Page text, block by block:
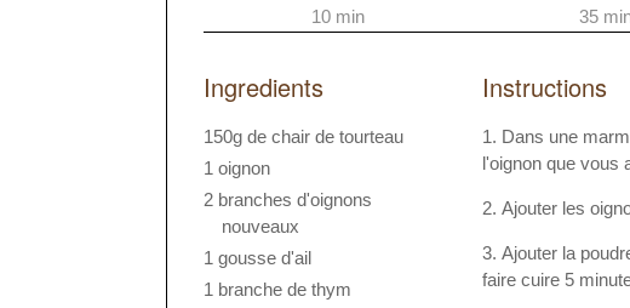
10 min
35
Ingredients
150g de chair de tourteau
1 oignon
2 branches d'oignons
nouveaux
1 gousse d'ail
1 branche de thym
Instructions
Dans une
l'oignon que vous
Ajouter les
Ajouter la
faire cuire 5